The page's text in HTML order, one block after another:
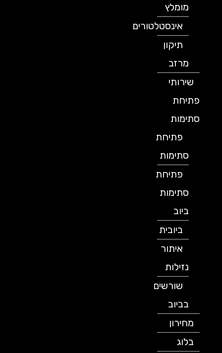
מומלץ
אינסטלטורים
תיקון
מרזב
שירותי
פתיחת
סתימות
פתיחת
סתימות
פתיחת
סתימות
ביובית
איתור
נזילות
שורשים
בביוב
מחירון